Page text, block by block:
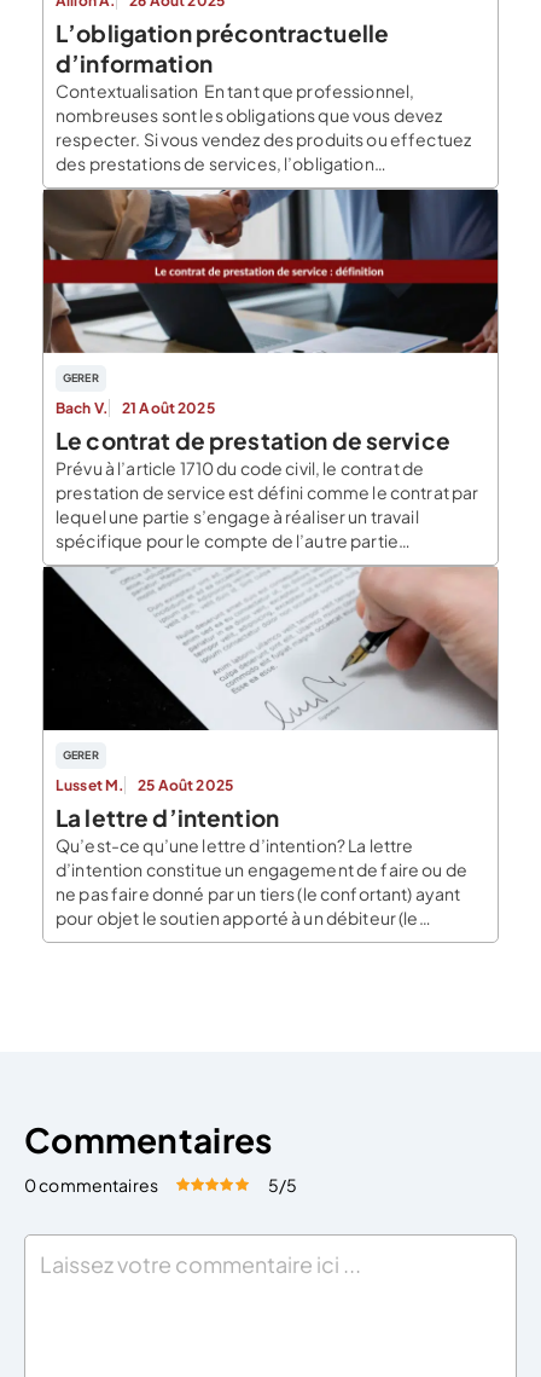
L’obligation précontractuelle
d’information
Contextualisation En tant que professionnel,
nombreuses sont les obligations que vous devez
respecter. Si vous vendez des produits ou effectuez
des prestations de services, l’obligation
précontractuelle d’information s’impose. Un contrat
valable est un contrat qui réunit ces divers éléments :
Le consentement des parties Leur capacité de
contracter Un contenu licite et certain Dans un […]
GERER
Bach V. 21 Août 2025
Le contrat de prestation de service
Prévu à l’article 1710 du code civil, le contrat de
prestation de service est défini comme le contrat par
lequel une partie s’engage à réaliser un travail
spécifique pour le compte de l’autre partie
moyennant une rémunération. Il convient de se
pencher sur les spécificités et sur la définition du
contrat de prestation de service. […]
GERER
Lusset M. 25 Août 2025
La lettre d’intention
Qu’est-ce qu’une lettre d’intention? La lettre
d’intention constitue un engagement de faire ou de
ne pas faire donné par un tiers (le confortant) ayant
pour objet le soutien apporté à un débiteur (le
conforté) dans l’exécution de son obligation envers
Commentaires
0 commentaires Évaluez cet article:
5/5